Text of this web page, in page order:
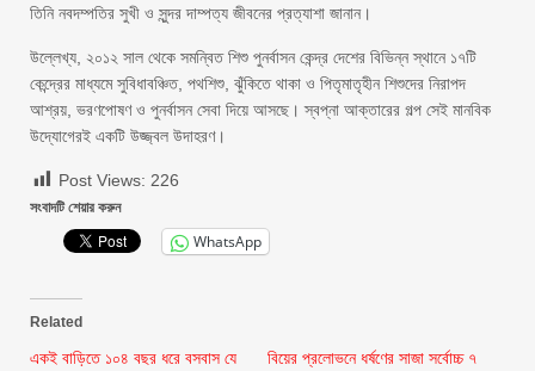
তিনি নবদম্পতির সুখী ও সুন্দর দাম্পত্য জীবনের প্রত্যাশা জানান।
উল্লেখ্য, ২০১২ সাল থেকে সমন্বিত শিশু পুনর্বাসন কেন্দ্র দেশের বিভিন্ন স্থানে ১৭টি
কেন্দ্রের মাধ্যমে সুবিধাবঞ্চিত, পথশিশু, ঝুঁকিতে থাকা ও পিতৃমাতৃহীন শিশুদের নিরাপদ
আশ্রয়, ভরণপোষণ ও পুনর্বাসন সেবা দিয়ে আসছে। স্বপ্না আক্তারের গল্প সেই মানবিক
উদ্যোগেরই একটি উজ্জ্বল উদাহরণ।
Post Views: 226
সংবাদটি শেয়ার করুন
WhatsApp
Related
একই বাড়িতে ১০৪ বছর ধরে বসবাস যে
বিয়ের প্রলোভনে ধর্ষণের সাজা সর্বোচ্চ ৭